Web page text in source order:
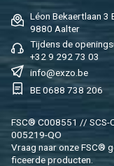
Léon Be­kaert­laan 3
9880 Aal­ter
Tij­dens de
+32 9 292 73 03
info@​exzo.​be
BE 0688 738 206
FSC® C008551 // SCS-
005219-QO
Vraag naar onze FSC®
fi­ceer­de pro­duc­ten.